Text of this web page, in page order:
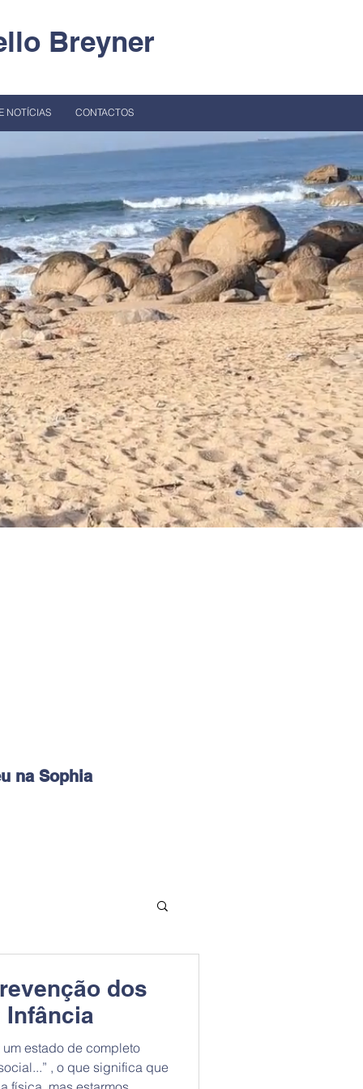
Breyner
NOTÍCIAS CONTACTOS
na Sophia
dos
Infância
um estado de completo
, o que significa que